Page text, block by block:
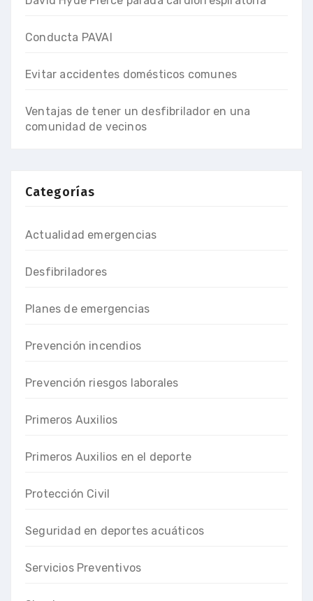
Conducta PAVAI
Evitar accidentes domésticos comunes
Ventajas de tener un desfibrilador en una
comunidad de vecinos
Categorías
Actualidad emergencias
Desfibriladores
Planes de emergencias
Prevención incendios
Prevención riesgos laborales
Primeros Auxilios
Primeros Auxilios en el deporte
Protección Civil
Seguridad en deportes acuáticos
Servicios Preventivos